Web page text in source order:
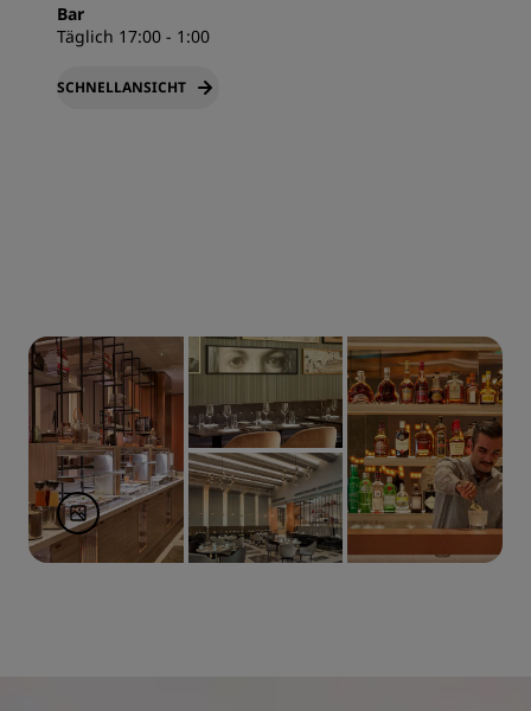
Bar
Täglich 17:00 - 1:00
SCHNELLANSICHT